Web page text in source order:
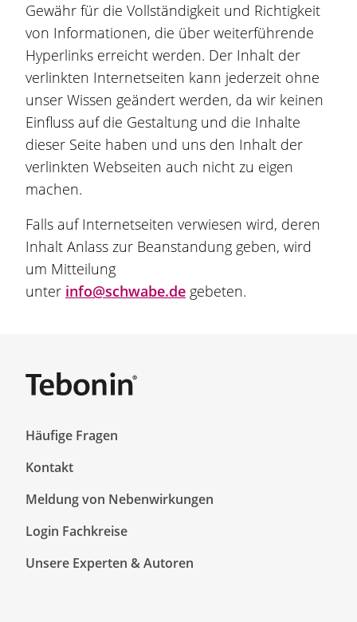
Gewähr für die Vollständigkeit und Richtigkeit
von Informationen, die über weiterführende
Hyperlinks erreicht werden. Der Inhalt der
verlinkten Internetseiten kann jederzeit ohne
unser Wissen geändert werden, da wir keinen
Einfluss auf die Gestaltung und die Inhalte
dieser Seite haben und uns den Inhalt der
verlinkten Webseiten auch nicht zu eigen
machen.
Falls auf Internetseiten verwiesen wird, deren
Inhalt Anlass zur Beanstandung geben, wird
um Mitteilung
unter info@schwabe.de gebeten.
F
o
t
r
o
Häufige Fragen
Kontakt
Meldung von Nebenwirkungen
F
o
Login Fachkreise
Unsere Experten & Autoren